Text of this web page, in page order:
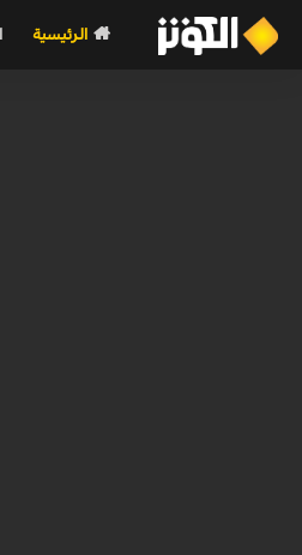
الرئيسية